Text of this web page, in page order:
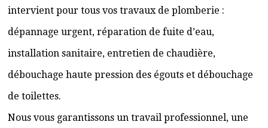
intervient pour tous vos travaux de plomberie :
dépannage urgent, réparation de fuite d’eau,
installation sanitaire, entretien de chaudière,
débouchage haute pression des égouts et débouchage
de toilettes.
Nous vous garantissons un travail professionnel, une